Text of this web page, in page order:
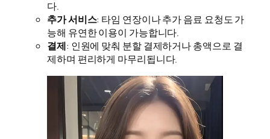
다.
추가 서비스: 타임 연장이나 추가 음료 요청도 가
능해 유연한 이용이 가능합니다.
결제: 인원에 맞춰 분할 결제하거나 총액으로 결
제하며 편리하게 마무리됩니다.